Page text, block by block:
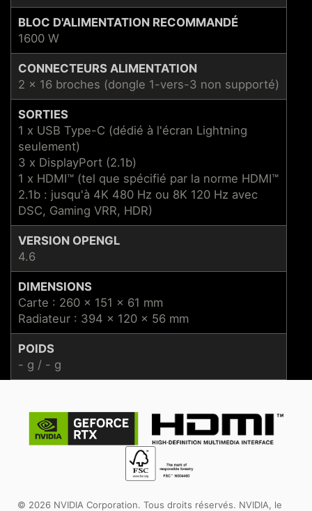
BLOC D'ALIMENTATION RECOMMANDÉ
1600 W
CONNECTEURS ALIMENTATION
2 x 16 broches (dongle 1-vers-3 non supporté)
SORTIES
1 x USB Type-C (dédié à l'écran Lightning
seulement)
3 x DisplayPort (2.1b)
1 x HDMI™ (tel que spécifié par la norme HDMI™
2.1b : jusqu'à 4K 480 Hz ou 8K 120 Hz avec
DSC, Gaming VRR, HDR)
VERSION OPENGL
4.6
DIMENSIONS
Carte : 260 x 151 x 61 mm
Radiateur : 394 x 120 x 56 mm
POIDS
- g / - g
© 2026 NVIDIA Corporation. Tous droits réservés. NVIDIA, le